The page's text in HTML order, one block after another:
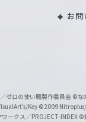
お問
ゼロの使い魔製作委員会 ©な
Key ©2009
ークス／PROJECT-INDEX ©